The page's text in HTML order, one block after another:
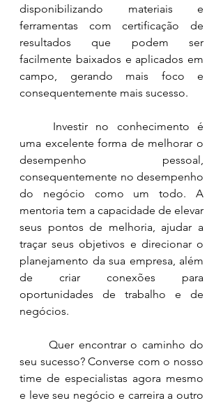
disponibilizando materiais e
ferramentas com certificação de
resultados que podem ser
facilmente baixados e aplicados em
campo, gerando mais foco e
consequentemente mais sucesso.
uma excelente forma de melhorar o
desempenho pessoal,
consequentemente no desempenho
do negócio como um todo. A
mentoria tem a capacidade de elevar
seus pontos de melhoria, ajudar a
traçar seus objetivos e direcionar o
planejamento da sua empresa, além
de criar conexões para
oportunidades de trabalho e de
negócios.
	Quer encontrar o caminho do
seu sucesso? Converse com o nosso
time de especialistas agora mesmo
e leve seu negócio e carreira a outro